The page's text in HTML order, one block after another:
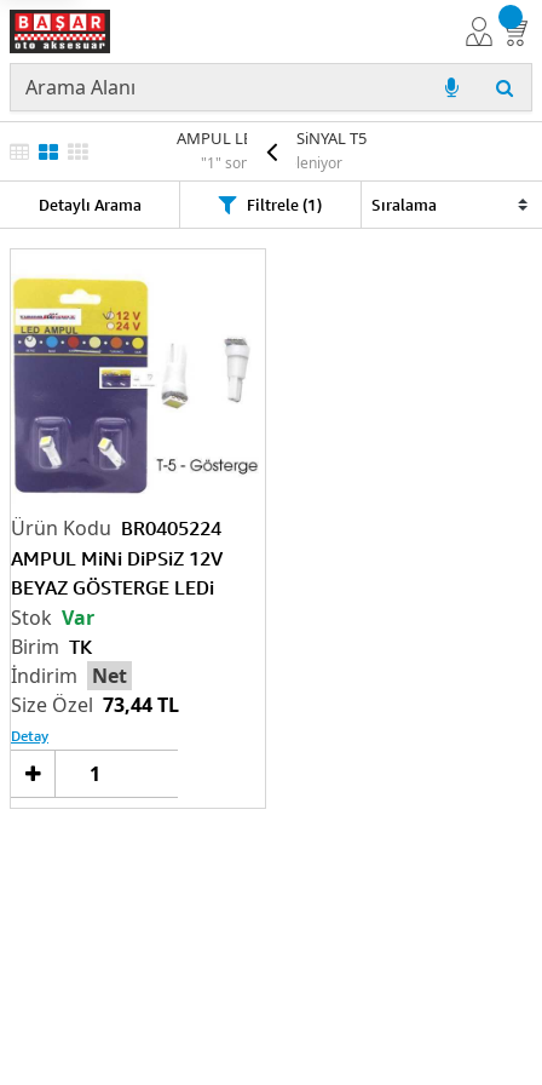
AMPUL LED 12V SiNYAL T5
"1" sonuç listeleniyor
Detaylı Arama Filtrele (1)
BR0405224
AMPUL MiNi DiPSiZ 12V
BEYAZ GÖSTERGE LEDi
TK
Net
73,44 TL
Var
Detay